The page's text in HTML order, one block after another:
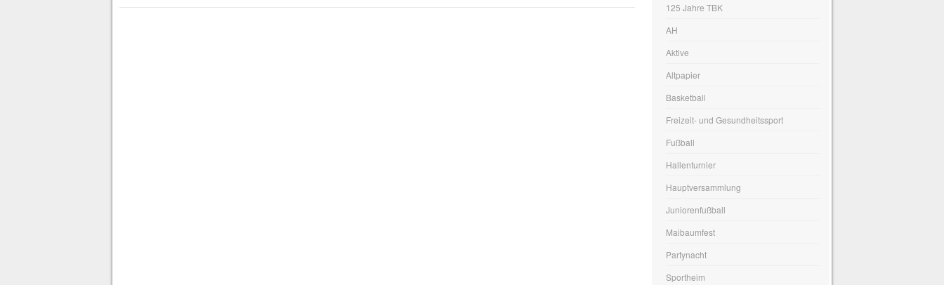
125 Jahre TBK
AH
Aktive
Altpapier
Basketball
Freizeit- und Gesundheitssport
Fußball
Hallenturnier
Hauptversammlung
Juniorenfußball
Maibaumfest
Partynacht
Sportheim